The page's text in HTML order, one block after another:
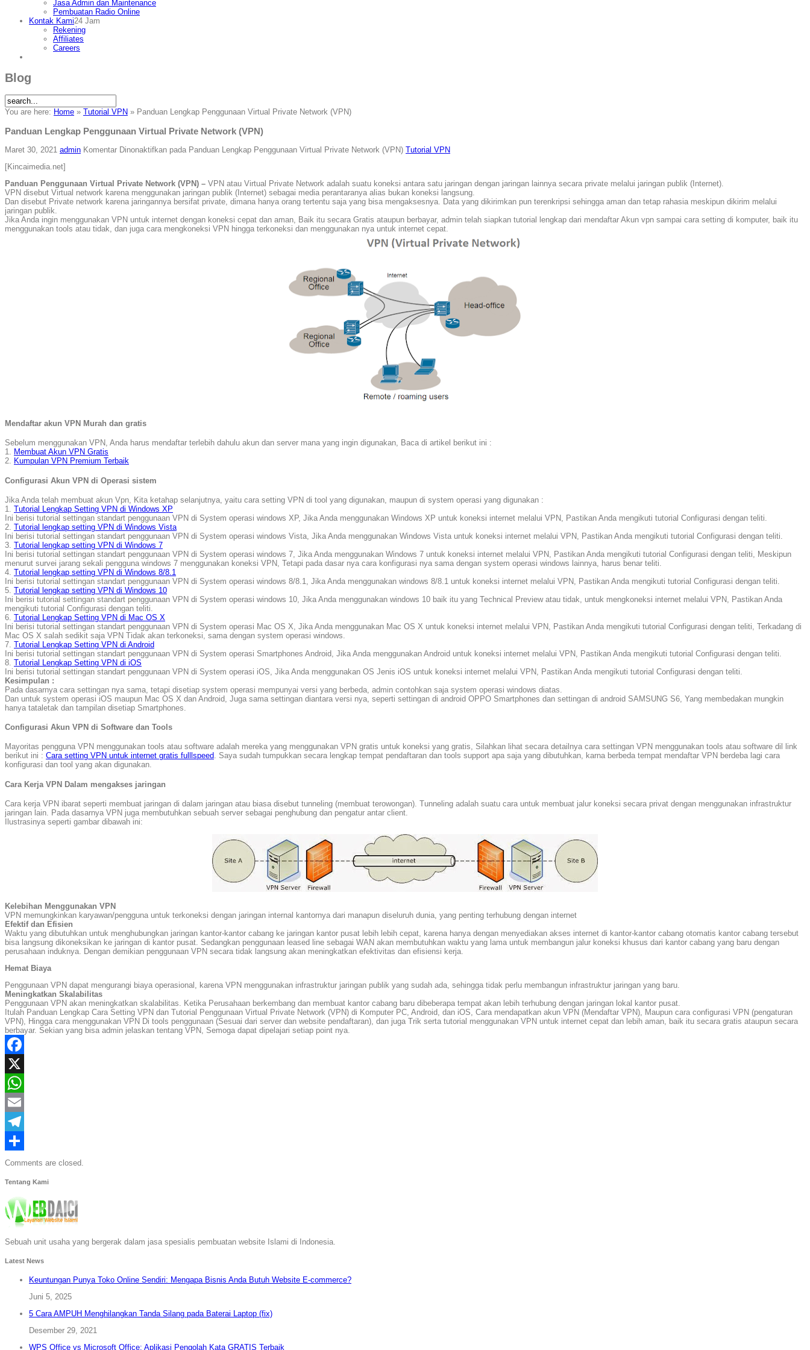
Jasa Admin dan Maintenance
Pembuatan Radio Online
Kontak Kami24 Jam
Rekening
Affiliates
Careers
Blog
You are here: Home » Tutorial VPN » Panduan Lengkap Penggunaan Virtual Private Network (VPN)
Panduan Lengkap Penggunaan Virtual Private Network (VPN)
Maret 30, 2021 admin Komentar Dinonaktifkan pada Panduan Lengkap Penggunaan Virtual Private Network (VPN) Tutorial VPN
[Kincaimedia.net]
Panduan Penggunaan Virtual Private Network (VPN) – VPN atau Virtual Private Network adalah suatu koneksi antara satu jaringan dengan jaringan lainnya secara private melalui jaringan publik (Internet).
VPN disebut Virtual network karena menggunakan jaringan publik (Internet) sebagai media perantaranya alias bukan koneksi langsung.
Dan disebut Private network karena jaringannya bersifat private, dimana hanya orang tertentu saja yang bisa mengaksesnya. Data yang dikirimkan pun terenkripsi sehingga aman dan tetap rahasia meskipun dikirim melalui
jaringan publik.
Jika Anda ingin menggunakan VPN untuk internet dengan koneksi cepat dan aman, Baik itu secara Gratis ataupun berbayar, admin telah siapkan tutorial lengkap dari mendaftar Akun vpn sampai cara setting di komputer, baik itu
menggunakan tools atau tidak, dan juga cara mengkoneksi VPN hingga terkoneksi dan menggunakan nya untuk internet cepat.
Mendaftar akun VPN Murah dan gratis
Sebelum menggunakan VPN, Anda harus mendaftar terlebih dahulu akun dan server mana yang ingin digunakan, Baca di artikel berikut ini :
1. Membuat Akun VPN Gratis
2. Kumpulan VPN Premium Terbaik
Configurasi Akun VPN di Operasi sistem
Jika Anda telah membuat akun Vpn, Kita ketahap selanjutnya, yaitu cara setting VPN di tool yang digunakan, maupun di system operasi yang digunakan :
1. Tutorial Lengkap Setting VPN di Windows XP
Ini berisi tutorial settingan standart penggunaan VPN di System operasi windows XP, Jika Anda menggunakan Windows XP untuk koneksi internet melalui VPN, Pastikan Anda mengikuti tutorial Configurasi dengan teliti.
2. Tutorial lengkap setting VPN di Windows Vista
Ini berisi tutorial settingan standart penggunaan VPN di System operasi windows Vista, Jika Anda menggunakan Windows Vista untuk koneksi internet melalui VPN, Pastikan Anda mengikuti tutorial Configurasi dengan teliti.
3. Tutorial lengkap setting VPN di Windows 7
Ini berisi tutorial settingan standart penggunaan VPN di System operasi windows 7, Jika Anda menggunakan Windows 7 untuk koneksi internet melalui VPN, Pastikan Anda mengikuti tutorial Configurasi dengan teliti, Meskipun
menurut survei jarang sekali pengguna windows 7 menggunakan koneksi VPN, Tetapi pada dasar nya cara konfigurasi nya sama dengan system operasi windows lainnya, harus benar teliti.
4. Tutorial lengkap setting VPN di Windows 8/8.1
Ini berisi tutorial settingan standart penggunaan VPN di System operasi windows 8/8.1, Jika Anda menggunakan windows 8/8.1 untuk koneksi internet melalui VPN, Pastikan Anda mengikuti tutorial Configurasi dengan teliti.
5. Tutorial lengkap setting VPN di Windows 10
Ini berisi tutorial settingan standart penggunaan VPN di System operasi windows 10, Jika Anda menggunakan windows 10 baik itu yang Technical Preview atau tidak, untuk mengkoneksi internet melalui VPN, Pastikan Anda
mengikuti tutorial Configurasi dengan teliti.
6. Tutorial Lengkap Setting VPN di Mac OS X
Ini berisi tutorial settingan standart penggunaan VPN di System operasi Mac OS X, Jika Anda menggunakan Mac OS X untuk koneksi internet melalui VPN, Pastikan Anda mengikuti tutorial Configurasi dengan teliti, Terkadang di
Mac OS X salah sedikit saja VPN Tidak akan terkoneksi, sama dengan system operasi windows.
7. Tutorial Lengkap Setting VPN di Android
Ini berisi tutorial settingan standart penggunaan VPN di System operasi Smartphones Android, Jika Anda menggunakan Android untuk koneksi internet melalui VPN, Pastikan Anda mengikuti tutorial Configurasi dengan teliti.
8. Tutorial Lengkap Setting VPN di iOS
Ini berisi tutorial settingan standart penggunaan VPN di System operasi iOS, Jika Anda menggunakan OS Jenis iOS untuk koneksi internet melalui VPN, Pastikan Anda mengikuti tutorial Configurasi dengan teliti.
Kesimpulan :
Pada dasarnya cara settingan nya sama, tetapi disetiap system operasi mempunyai versi yang berbeda, admin contohkan saja system operasi windows diatas.
Dan untuk system operasi iOS maupun Mac OS X dan Android, Juga sama settingan diantara versi nya, seperti settingan di android OPPO Smartphones dan settingan di android SAMSUNG S6, Yang membedakan mungkin
hanya tataletak dan tampilan disetiap Smartphones.
Configurasi Akun VPN di Software dan Tools
Mayoritas pengguna VPN menggunakan tools atau software adalah mereka yang menggunakan VPN gratis untuk koneksi yang gratis, Silahkan lihat secara detailnya cara settingan VPN menggunakan tools atau software dil link
berikut ini : Cara setting VPN untuk internet gratis fulllspeed. Saya sudah tumpukkan secara lengkap tempat pendaftaran dan tools support apa saja yang dibutuhkan, karna berbeda tempat mendaftar VPN berdeba lagi cara
konfigurasi dan tool yang akan digunakan.
Cara Kerja VPN Dalam mengakses jaringan
Cara kerja VPN ibarat seperti membuat jaringan di dalam jaringan atau biasa disebut tunneling (membuat terowongan). Tunneling adalah suatu cara untuk membuat jalur koneksi secara privat dengan menggunakan infrastruktur
jaringan lain. Pada dasarnya VPN juga membutuhkan sebuah server sebagai penghubung dan pengatur antar client.
Ilustrasinya seperti gambar dibawah ini:
Kelebihan Menggunakan VPN
VPN memungkinkan karyawan/pengguna untuk terkoneksi dengan jaringan internal kantornya dari manapun diseluruh dunia, yang penting terhubung dengan internet
Efektif dan Efisien
Waktu yang dibutuhkan untuk menghubungkan jaringan kantor-kantor cabang ke jaringan kantor pusat lebih lebih cepat, karena hanya dengan menyediakan akses internet di kantor-kantor cabang otomatis kantor cabang tersebut
bisa langsung dikoneksikan ke jaringan di kantor pusat. Sedangkan penggunaan leased line sebagai WAN akan membutuhkan waktu yang lama untuk membangun jalur koneksi khusus dari kantor cabang yang baru dengan
perusahaan induknya. Dengan demikian penggunaan VPN secara tidak langsung akan meningkatkan efektivitas dan efisiensi kerja.
Hemat Biaya
Penggunaan VPN dapat mengurangi biaya operasional, karena VPN menggunakan infrastruktur jaringan publik yang sudah ada, sehingga tidak perlu membangun infrastruktur jaringan yang baru.
Meningkatkan Skalabilitas
Penggunaan VPN akan meningkatkan skalabilitas. Ketika Perusahaan berkembang dan membuat kantor cabang baru dibeberapa tempat akan lebih terhubung dengan jaringan lokal kantor pusat.
Itulah Panduan Lengkap Cara Setting VPN dan Tutorial Penggunaan Virtual Private Network (VPN) di Komputer PC, Android, dan iOS, Cara mendapatkan akun VPN (Mendaftar VPN), Maupun cara configurasi VPN (pengaturan
VPN), Hingga cara menggunakan VPN Di tools penggunaan (Sesuai dari server dan website pendaftaran), dan juga Trik serta tutorial menggunakan VPN untuk internet cepat dan lebih aman, baik itu secara gratis ataupun secara
berbayar. Sekian yang bisa admin jelaskan tentang VPN, Semoga dapat dipelajari setiap point nya.
Facebook
X
WhatsApp
Email
Telegram
Share
Comments are closed.
Tentang Kami
Sebuah unit usaha yang bergerak dalam jasa spesialis pembuatan website Islami di Indonesia.
Latest News
Keuntungan Punya Toko Online Sendiri: Mengapa Bisnis Anda Butuh Website E-commerce?
Juni 5, 2025
5 Cara AMPUH Menghilangkan Tanda Silang pada Baterai Laptop (fix)
Desember 29, 2021
WPS Office vs Microsoft Office: Aplikasi Pengolah Kata GRATIS Terbaik